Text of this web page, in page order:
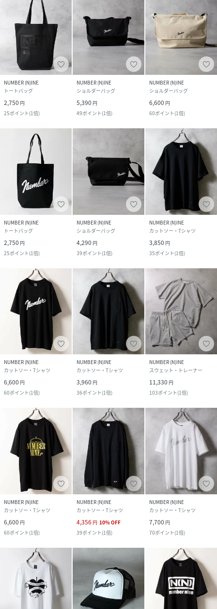
NUMBER (N)INE
トートバッグ
2,750 円
25ポイント(1倍)
NUMBER (N)INE
ショルダーバッグ
5,390 円
49ポイント(1倍)
NUMBER (N)INE
ショルダーバッグ
6,600 円
60ポイント(1倍)
NUMBER (N)INE
トートバッグ
2,750 円
25ポイント(1倍)
NUMBER (N)INE
ショルダーバッグ
4,290 円
39ポイント(1倍)
NUMBER (N)INE
カットソー・Tシャツ
3,850 円
35ポイント(1倍)
NUMBER (N)INE
カットソー・Tシャツ
6,600 円
60ポイント(1倍)
NUMBER (N)INE
カットソー・Tシャツ
3,960 円
36ポイント(1倍)
NUMBER (N)INE
スウェット・トレーナー
11,330 円
103ポイント(1倍)
NUMBER (N)INE
カットソー・Tシャツ
6,600 円
60ポイント(1倍)
NUMBER (N)INE
カットソー・Tシャツ
4,356 円 10%OFF
39ポイント(1倍)
NUMBER (N)INE
カットソー・Tシャツ
7,700 円
70ポイント(1倍)